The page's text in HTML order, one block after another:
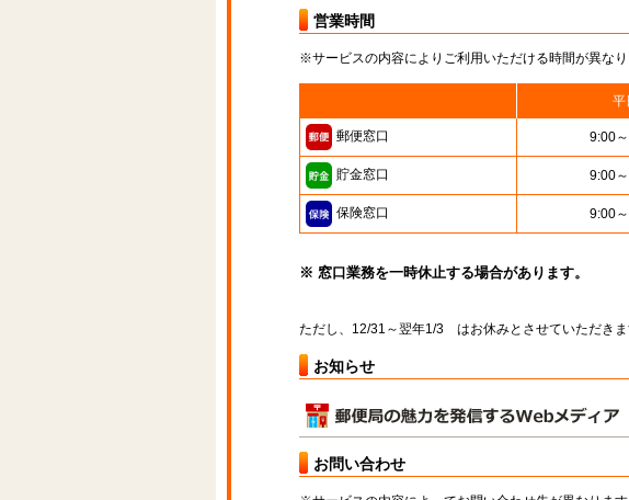
営業時間
※サービスの内容によりご利用いただける時間が異な
平
郵便窓口 9:00
貯金窓口 9:00
保険窓口 9:00
※ 窓口業務を一時休止する場合があります。
ただし、12/31～翌年1/3 はお休みとさせていただきま
お知らせ
お問い合わせ